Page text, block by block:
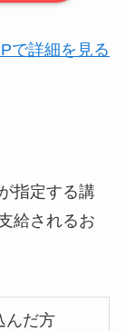
で詳細を見る
指定する講
給されるお
んだ方